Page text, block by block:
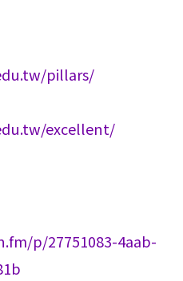
pillars/
excellent/
p/27751083-4aab-